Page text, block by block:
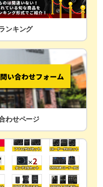
ンキング
わせページ